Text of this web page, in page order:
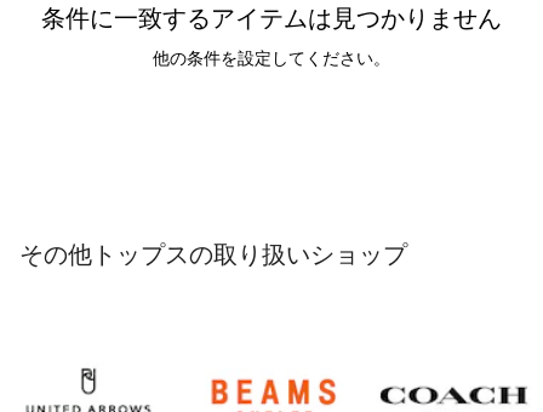
条件に一致するアイテムは見つかりません
他の条件を設定してください。
その他トップスの取り扱いショップ